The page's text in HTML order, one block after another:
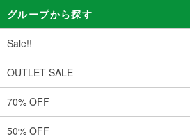
グループから探す
Sale!!
OUTLET SALE
70% OFF
50% OFF